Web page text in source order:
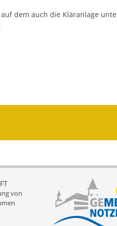
Buslinie 168
Landkreis
Dienstleistungen
Formulare
dem auch die Kläranlage
von